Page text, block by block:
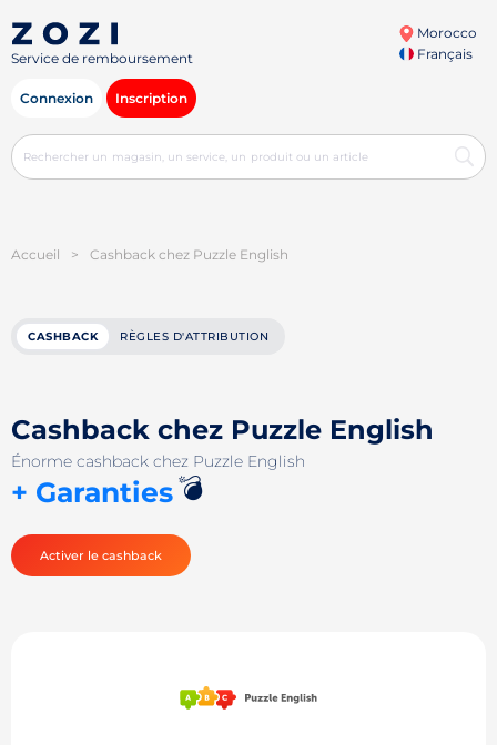
Service de remboursement
Morocco
Français
Connexion Inscription
Accueil > Cashback chez Puzzle English
CASHBACK RÈGLES D'ATTRIBUTION
Cashback chez Puzzle English
Énorme cashback chez Puzzle English
+ Garanties💣
Activer le cashback